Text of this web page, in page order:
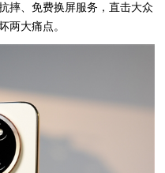
摔、免费换屏服务，直击大众
两大痛点。